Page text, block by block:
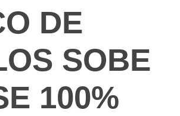
DE
SOBE
100%